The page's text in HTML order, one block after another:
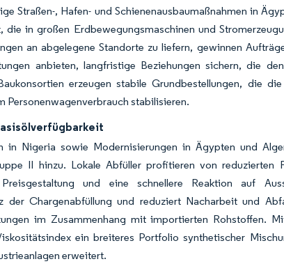
Straßen-, Hafen- und Schienenausbaumaßnahmen in
in großen Erdbewegungsmaschinen und
an abgelegene Standorte zu liefern, gewinnen
anbieten, langfristige Beziehungen sichern, die
erzeugen stabile Grundbestellungen, die
Personenwagenverbrauch stabilisieren.
in Nigeria sowie Modernisierungen in Ägypten und
II hinzu. Lokale Abfüller profitieren von reduzierten
und eine schnellere Reaktion auf
Chargenabfüllung und reduziert Nacharbeit und
im Zusammenhang mit importierten Rohstoffen.
ein breiteres Portfolio synthetischer
erweitert.